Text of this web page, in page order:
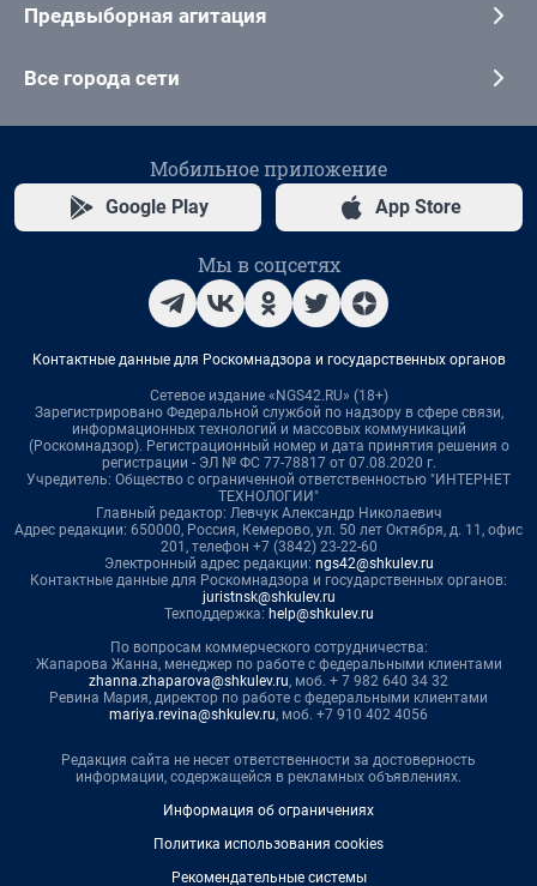
Предвыборная агитация
Все города сети
Мобильное приложение
Google Play App Store
Мы в соцсетях
Контактные данные для Роскомнадзора и государственных органов
Сетевое издание «NGS42.RU» (18+)
Зарегистрировано Федеральной службой по надзору в сфере связи,
информационных технологий и массовых коммуникаций
(Роскомнадзор). Регистрационный номер и дата принятия решения о
регистрации - ЭЛ № ФС 77-78817 от 07.08.2020 г.
Учредитель: Общество с ограниченной ответственностью "ИНТЕРНЕТ
ТЕХНОЛОГИИ"
Главный редактор: Левчук Александр Николаевич
Адрес редакции: 650000, Россия, Кемерово, ул. 50 лет Октября, д. 11, офис
201, телефон +7 (3842) 23-22-60
Электронный адрес редакции: ngs42@shkulev.ru
Контактные данные для Роскомнадзора и государственных органов:
juristnsk@shkulev.ru
Техподдержка: help@shkulev.ru
По вопросам коммерческого сотрудничества:
Жапарова Жанна, менеджер по работе с федеральными клиентами
zhanna.zhaparova@shkulev.ru, моб. + 7 982 640 34 32
Ревина Мария, директор по работе с федеральными клиентами
mariya.revina@shkulev.ru, моб. +7 910 402 4056
Редакция сайта не несет ответственности за достоверность
информации, содержащейся в рекламных объявлениях.
Информация об ограничениях
Политика использования cookies
Рекомендательные системы